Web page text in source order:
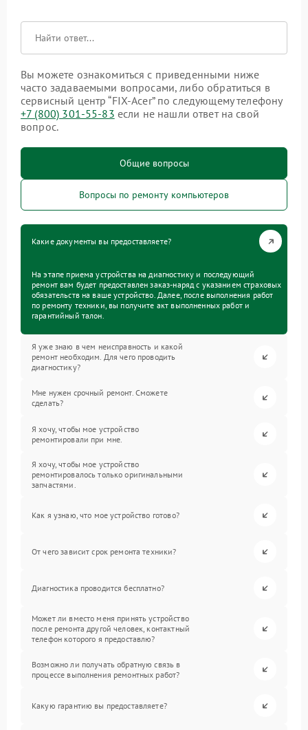
Вы можете ознакомиться с приведенными ниже
часто задаваемыми вопросами, либо обратиться в
сервисный центр “FIX-Acer” по следующему телефону
+7 (800) 301-55-83 если не нашли ответ на свой
вопрос.
Общие вопросы
Вопросы по ремонту компьютеров
Какие документы вы предоставляете?
На этапе приема устройства на диагностику и последующий
ремонт вам будет предоставлен заказ-наряд с указанием страховых
обязательств на ваше устройство. Далее, после выполнения работ
по ремонту техники, вы получите акт выполненных работ и
гарантийный талон.
Я уже знаю в чем неисправность и какой
ремонт необходим. Для чего проводить
диагностику?
Мне нужен срочный ремонт. Сможете
сделать?
Я хочу, чтобы мое устройство
ремонтировали при мне.
Я хочу, чтобы мое устройство
ремонтировалось только оригинальными
запчастями.
Как я узнаю, что мое устройство готово?
От чего зависит срок ремонта техники?
Диагностика проводится бесплатно?
Может ли вместо меня принять устройство
после ремонта другой человек, контактный
телефон которого я предоставлю?
Возможно ли получать обратную связь в
процессе выполнения ремонтных работ?
Какую гарантию вы предоставляете?